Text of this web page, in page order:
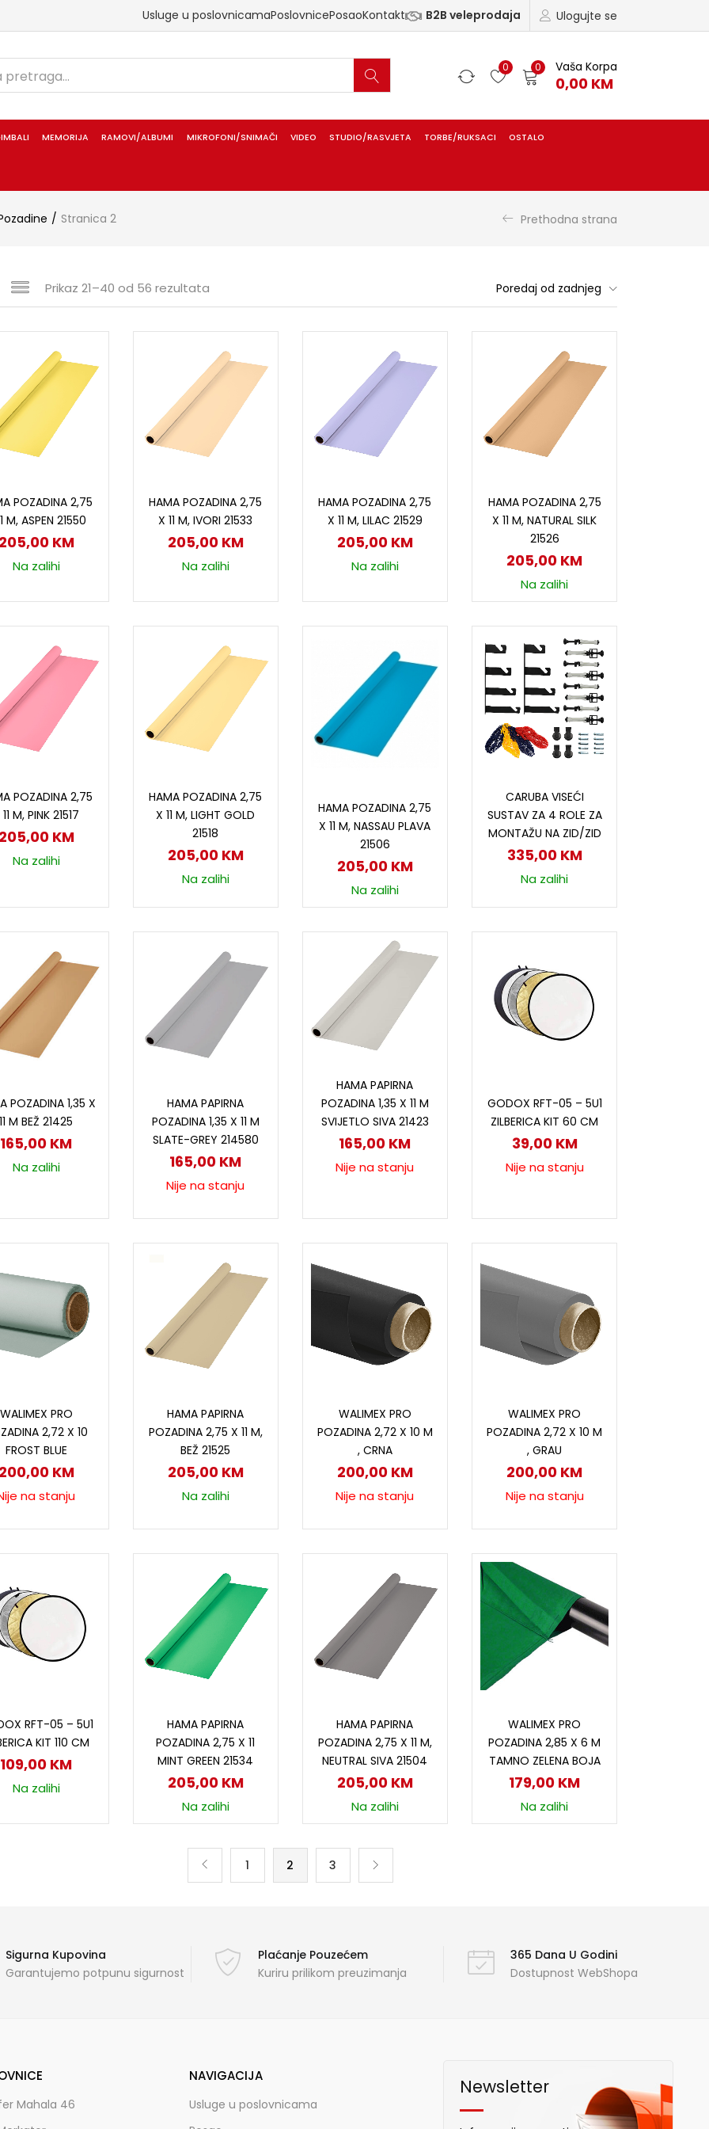
Ulogujte se
Usluge u poslovnicamaPoslovnicePosaoKontakt B2B veleprodaja
0 0 Vaša Korpa
0,00 KM
MEMORIJA RAMOVI/ALBUMI MIKROFONI/SNIMAČI VIDEO STUDIO/RASVJETA TORBE/RUKSACI OSTALO
Stranica 2 Prethodna strana
Prikaz 21–40 od 56 rezultata Poredaj od zadnjeg
POZADINA 2,75
M, ASPEN 21550
KM
Na zalihi
HAMA POZADINA 2,75
X 11 M, IVORI 21533
205,00 KM
Na zalihi
HAMA POZADINA 2,75
X 11 M, LILAC 21529
205,00 KM
Na zalihi
HAMA POZADINA 2,75
X 11 M, NATURAL SILK
21526
205,00 KM
Na zalihi
POZADINA 2,75
M, PINK 21517
KM
Na zalihi
HAMA POZADINA 2,75
X 11 M, LIGHT GOLD
21518
205,00 KM
Na zalihi
HAMA POZADINA 2,75
X 11 M, NASSAU PLAVA
21506
205,00 KM
Na zalihi
CARUBA VISEĆI
SUSTAV ZA 4 ROLE ZA
MONTAŽU NA ZID/ZID
335,00 KM
Na zalihi
POZADINA 1,35 X
11 M BEŽ 21425
165,00 KM
Na zalihi
HAMA PAPIRNA
POZADINA 1,35 X 11 M
SLATE-GREY 214580
165,00 KM
Nije na stanju
HAMA PAPIRNA
POZADINA 1,35 X 11 M
SVIJETLO SIVA 21423
165,00 KM
Nije na stanju
GODOX RFT-05 – 5U1
ZILBERICA KIT 60 CM
39,00 KM
Nije na stanju
WALIMEX PRO
2,72 X 10
FROST BLUE
KM
na stanju
HAMA PAPIRNA
POZADINA 2,75 X 11 M,
BEŽ 21525
205,00 KM
Na zalihi
WALIMEX PRO
POZADINA 2,72 X 10 M
, CRNA
200,00 KM
Nije na stanju
WALIMEX PRO
POZADINA 2,72 X 10 M
, GRAU
200,00 KM
Nije na stanju
RFT-05 – 5U1
KIT 110 CM
109,00 KM
Na zalihi
HAMA PAPIRNA
POZADINA 2,75 X 11
MINT GREEN 21534
205,00 KM
Na zalihi
HAMA PAPIRNA
POZADINA 2,75 X 11 M,
NEUTRAL SIVA 21504
205,00 KM
Na zalihi
WALIMEX PRO
POZADINA 2,85 X 6 M
TAMNO ZELENA BOJA
179,00 KM
Na zalihi
1 2 3
Sigurna Kupovina
Garantujemo potpunu sigurnost
Plaćanje Pouzećem
Kuriru prilikom preuzimanja
365 Dana U Godini
Dostupnost WebShopa
Mahala 46
NAVIGACIJA
Usluge u poslovnicama
Newsletter